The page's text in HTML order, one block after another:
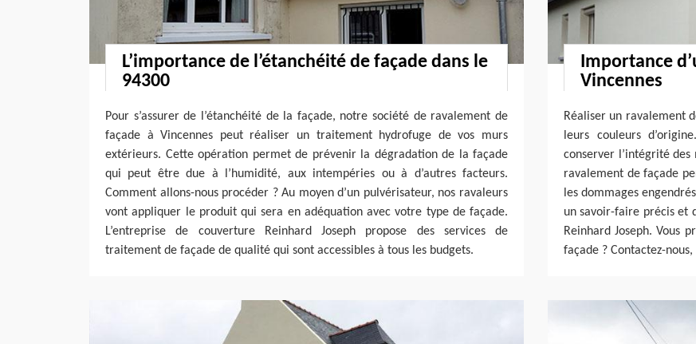
L’importance de l’étanchéité de façade dans le
94300
Pour s’assurer de l’étanchéité de la façade, notre société de ravalement de
façade à Vincennes peut réaliser un traitement hydrofuge de vos murs
extérieurs. Cette opération permet de prévenir la dégradation de la façade
qui peut être due à l’humidité, aux intempéries ou à d’autres facteurs.
Comment allons-nous procéder ? Au moyen d’un pulvérisateur, nos ravaleurs
vont appliquer le produit qui sera en adéquation avec votre type de façade.
L’entreprise de couverture Reinhard Joseph propose des services de
traitement de façade de qualité qui sont accessibles à tous les budgets.
Importance
Vincennes
Réaliser un ravalement
leurs couleurs
conserver l’intégrité
ravalement de façade
les dommages
un savoir-faire précis et
Reinhard Joseph. Vous
façade ? Contactez-